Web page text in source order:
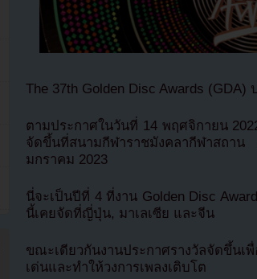
The 37th Golden Disc Awards
ตามประกาศในวันที่ 14 พฤศจิกายน
จัดขึ้นที่สนามกีฬาราชมังคลากีฬาสถ
มกราคม 2023
นี่จะเป็นปีที่ 4 ที่งาน Golden Disc
นี้เคยจัดที่ญี่ปุ่น, มาเลเซีย และจีน
ขณะเดียวกันงานประกาศรางวัลจัดขึ้นเ
เด่นและทำให้วงการเพลงเติบโต